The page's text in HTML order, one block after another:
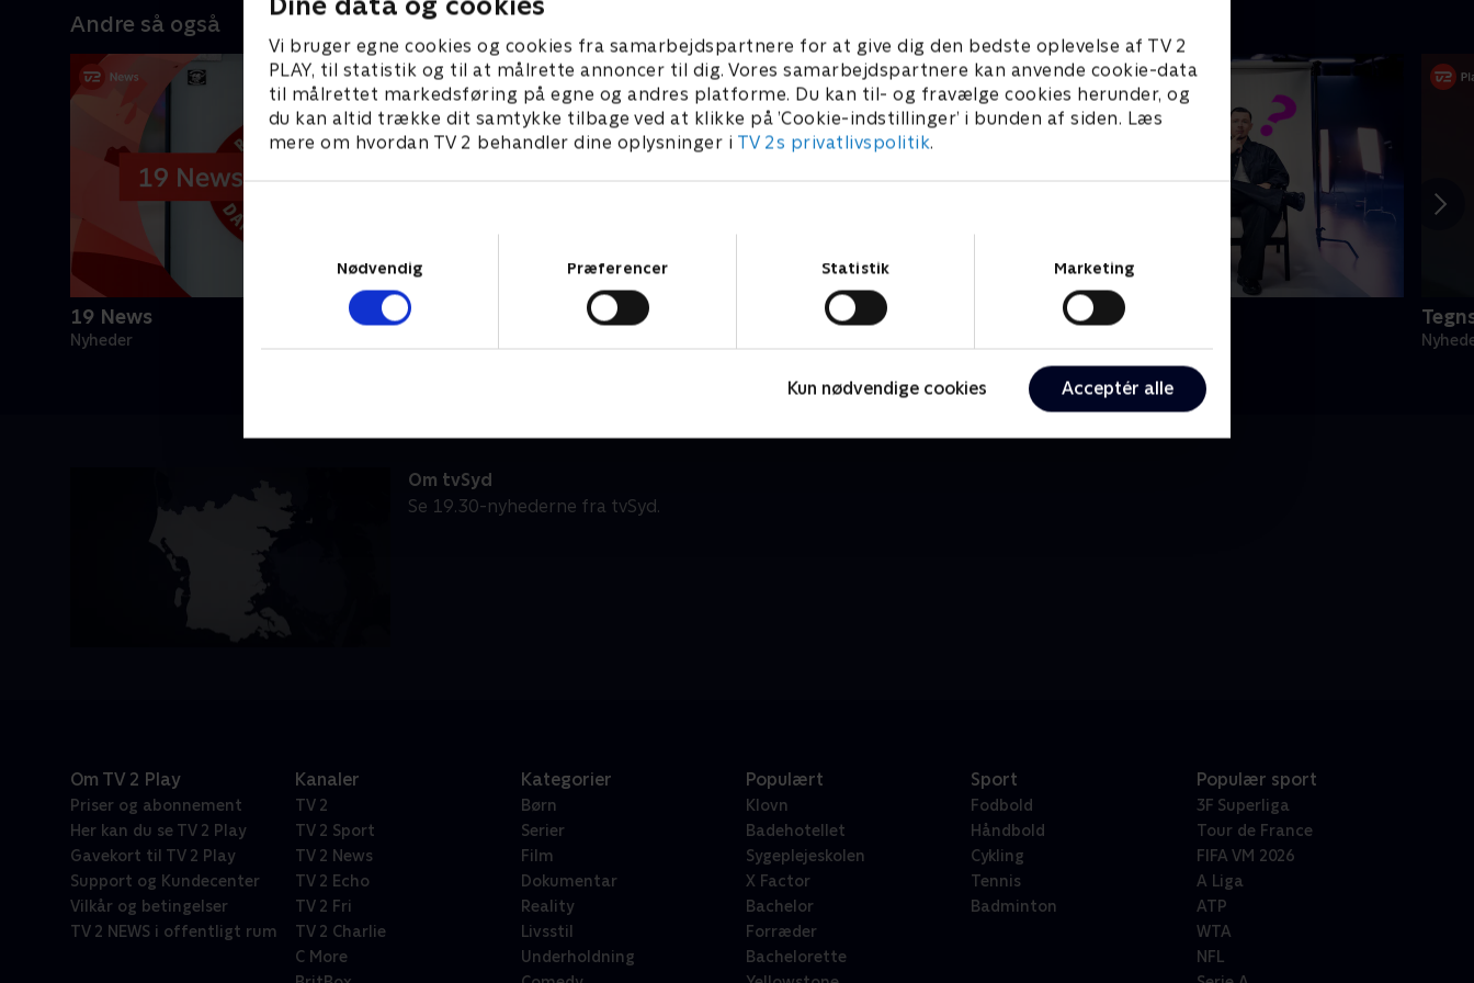
Vi bruger egne cookies og cookies fra samarbejdspartnere for at give dig den bedste oplevelse af TV 2
PLAY, til statistik og til at målrette annoncer til dig. Vores samarbejdspartnere kan anvende cookie-data
til målrettet markedsføring på egne og andres platforme. Du kan til- og fravælge cookies herunder, og
du kan altid trække dit samtykke tilbage ved at klikke på ’Cookie-indstillinger’ i bunden af siden. Læs
mere om hvordan TV 2 behandler dine oplysninger i TV 2s privatlivspolitik.
Nødvendig
Præferencer Statistik Marketing
Kun nødvendige cookies Acceptér alle
Andre så også
19 News
Nyheder
7 News Hvad foregår der?
Om tvSyd
Se 19.30-nyhederne fra tvSyd.
Om TV 2 Play
Priser og abonnement
Her kan du se TV 2 Play
Gavekort til TV 2 Play
Support og Kundecenter
Vilkår og betingelser
TV 2 NEWS i offentligt rum
Kanaler
TV 2
TV 2 Sport
TV 2 News
TV 2 Echo
TV 2 Fri
TV 2 Charlie
C More
Kategorier
Børn
Serier
Film
Dokumentar
Reality
Livsstil
Underholdning
Populært
Klovn
Badehotellet
Sygeplejeskolen
X Factor
Bachelor
Forræder
Bachelorette
Sport
Fodbold
Håndbold
Cykling
Tennis
Badminton
Populær sport
3F Superliga
Tour de France
FIFA VM 2026
A Liga
ATP
WTA
NFL